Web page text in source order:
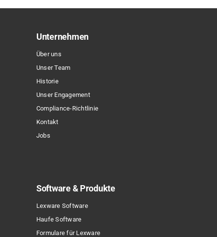
auf.
Optionen
gewählt
werden
Unternehmen
Über uns
Unser Team
Historie
Unser Engagement
Compliance-Richtlinie
Kontakt
Jobs
Software & Produkte
Lexware Software
Haufe Software
Formulare für Lexware